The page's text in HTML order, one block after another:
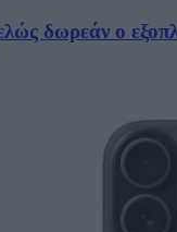
δωρεάν ο